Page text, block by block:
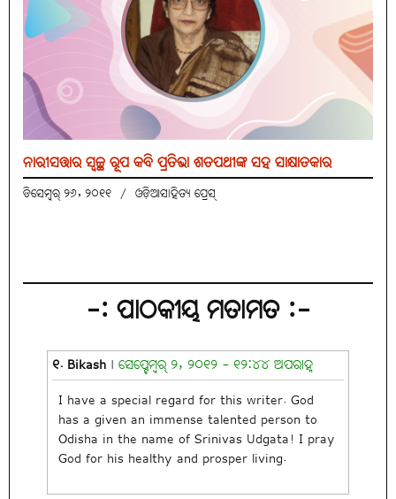
ନାରୀସତ୍ତାର ସ୍ବଚ୍ଛ ରୂପ କବି ପ୍ରତିଭା ଶତପଥୀଙ୍କ ସହ ସାକ୍ଷାତକାର
ଡିସେମ୍ବର୍ ୨୬, ୨୦୧୧ / ଓଡ଼ିଆସାହିତ୍ୟ ପ୍ରେସ୍‌
-: ପାଠକୀୟ ମତାମତ :-
୧. Bikash| ସେପ୍ଟେମ୍ବର୍ ୨, ୨୦୧୨ - ୧୨:୪୪ ଅପରାହ୍ନ
I have a special regard for this writer. God
has a given an immense talented person to
Odisha in the name of Srinivas Udgata! I pray
God for his healthy and prosper living.